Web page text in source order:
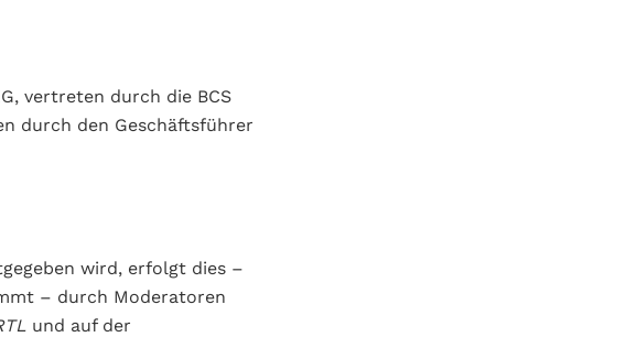
vertreten durch die BCS
durch den Geschäftsführer
wird, erfolgt dies –
– durch Moderatoren
und auf der